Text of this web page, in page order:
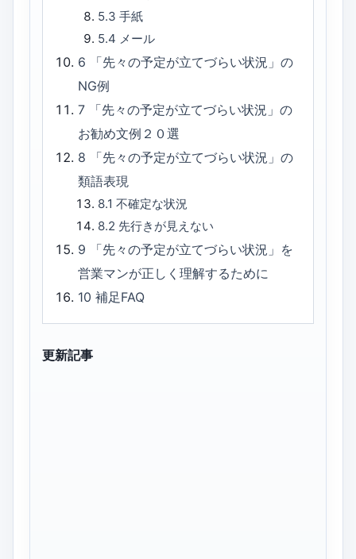
5.3 手紙
5.4 メール
6
「先々の予定が立てづらい状況」の
NG例
7
「先々の予定が立てづらい状況」の
お勧め文例２０選
8
「先々の予定が立てづらい状況」の
類語表現
8.1 不確定な状況
8.2 先行きが見えない
9
「先々の予定が立てづらい状況」を
営業マンが正しく理解するために
10補足FAQ
更新記事